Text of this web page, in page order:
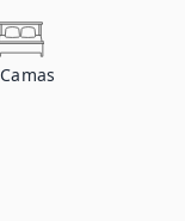
Camas